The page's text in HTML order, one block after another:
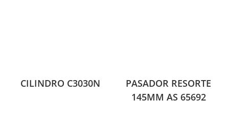
CILINDRO C3030N
PASADOR RESORTE
145MM AS 65692